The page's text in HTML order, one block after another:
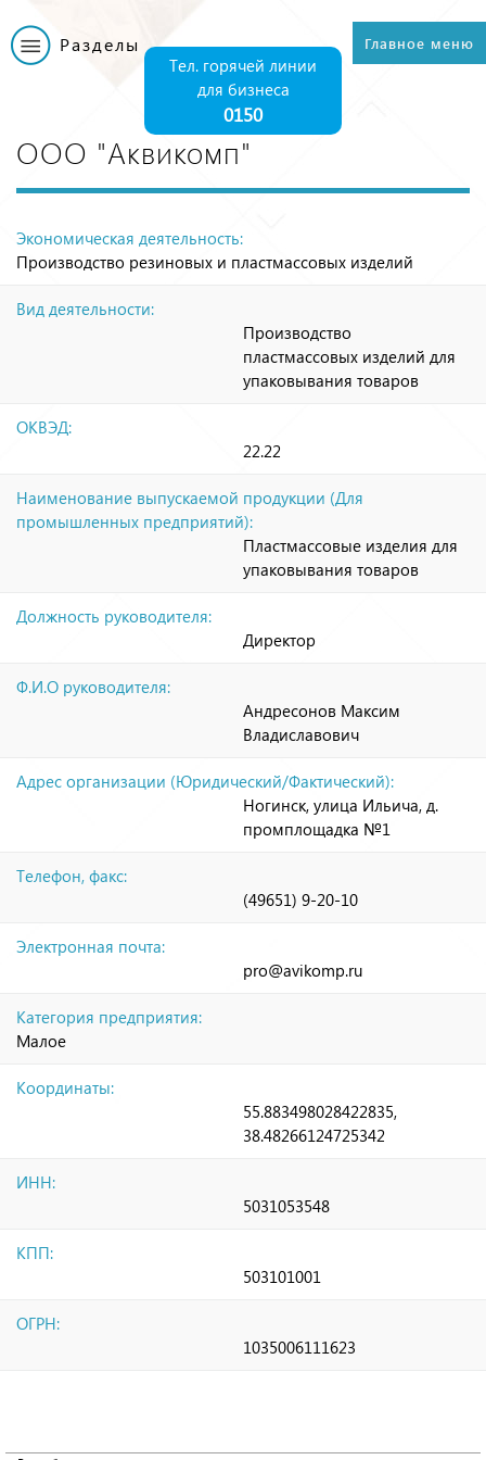
содержанию
Главное меню Главное меню
Разделы
Тел. горячей линии
для бизнеса
0150
ООО "Аквикомп"
Экономическая деятельность:
Производство резиновых и пластмассовых изделий
Вид деятельности:
Производство
пластмассовых изделий для
упаковывания товаров
ОКВЭД:
22.22
Наименование выпускаемой продукции (Для
промышленных предприятий):
Пластмассовые изделия для
упаковывания товаров
Должность руководителя:
Директор
Ф.И.О руководителя:
Андресонов Максим
Владиславович
Адрес организации (Юридический/Фактический):
Ногинск, улица Ильича, д.
промплощадка №1
Телефон, факс:
(49651) 9-20-10
Электронная почта:
pro@avikomp.ru
Категория предприятия:
Малое
Координаты:
55.883498028422835,
38.48266124725342
ИНН:
5031053548
КПП:
503101001
ОГРН:
1035006111623